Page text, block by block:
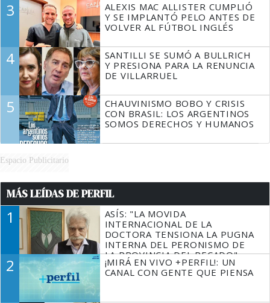
3
ALEXIS MAC ALLISTER CUMPLIÓ
Y SE IMPLANTÓ PELO ANTES DE
VOLVER AL FÚTBOL INGLÉS
4
SANTILLI SE SUMÓ A BULLRICH
Y PRESIONA PARA LA RENUNCIA
DE VILLARRUEL
5
CHAUVINISMO BOBO Y CRISIS
CON BRASIL: LOS ARGENTINOS
SOMOS DERECHOS Y HUMANOS
Espacio Publicitario
MÁS LEÍDAS DE PERFIL
1
ASÍS: "LA MOVIDA
INTERNACIONAL DE LA
DOCTORA TENSIONA LA PUGNA
INTERNA DEL PERONISMO DE
LA PROVINCIA DEL PECADO"
2
¡MIRÁ EN VIVO +PERFIL!: UN
CANAL CON GENTE QUE PIENSA